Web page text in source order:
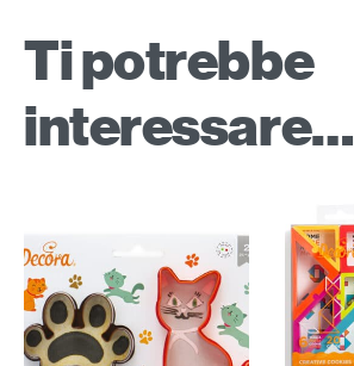
Ti potrebbe
interessare…